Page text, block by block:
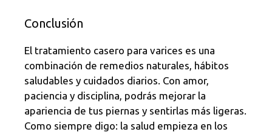
Conclusión
El tratamiento casero para varices es una
combinación de remedios naturales, hábitos
saludables y cuidados diarios. Con amor,
paciencia y disciplina, podrás mejorar la
apariencia de tus piernas y sentirlas más ligeras.
Como siempre digo: la salud empieza en los